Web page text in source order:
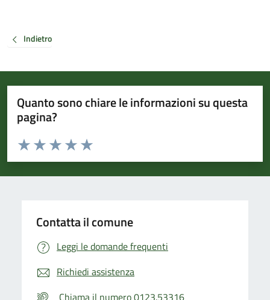
Indietro
Quanto sono chiare le informazioni su questa
pagina?
Valuta da 1 a 5 stelle la pagina
Valuta 5 stelle su 5
Valuta 4 stelle su 5
Valuta 3 stelle su 5
Valuta 2 stelle su 5
Valuta 1 stelle su 5
Contatta il comune
Leggi le domande frequenti
Richiedi assistenza
Chiama il numero 0123.53316